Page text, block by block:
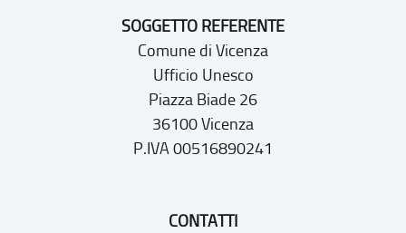
SOGGETTO REFERENTE
Comune di Vicenza
Ufficio Unesco
Piazza Biade 26
36100 Vicenza
P.IVA 00516890241
CONTATTI